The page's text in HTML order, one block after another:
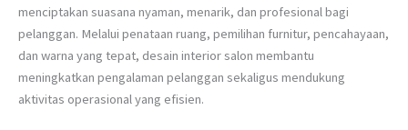
menciptakan suasana nyaman, menarik, dan profesional bagi
pelanggan. Melalui penataan ruang, pemilihan furnitur, pencahayaan,
dan warna yang tepat, desain interior salon membantu
meningkatkan pengalaman pelanggan sekaligus mendukung
aktivitas operasional yang efisien.